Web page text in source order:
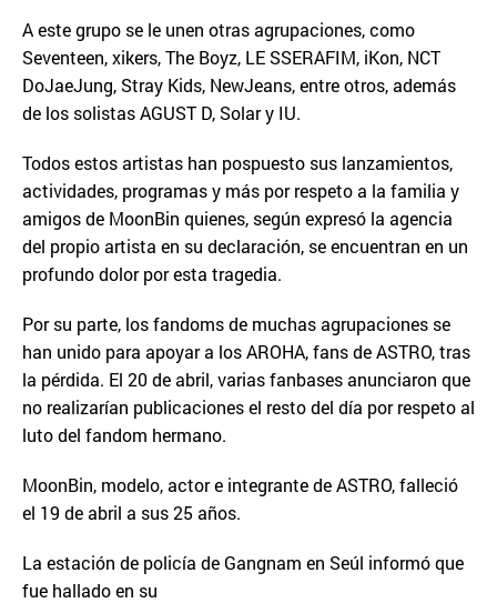
A este grupo se le unen otras agrupaciones, como
Seventeen, xikers, The Boyz, LE SSERAFIM, iKon, NCT
DoJaeJung, Stray Kids, NewJeans, entre otros, además
de los solistas AGUST D, Solar y IU.
Todos estos artistas han pospuesto sus lanzamientos,
actividades, programas y más por respeto a la familia y
amigos de MoonBin quienes, según expresó la agencia
del propio artista en su declaración, se encuentran en un
profundo dolor por esta tragedia.
Por su parte, los fandoms de muchas agrupaciones se
han unido para apoyar a los AROHA, fans de ASTRO, tras
la pérdida. El 20 de abril, varias fanbases anunciaron que
no realizarían publicaciones el resto del día por respeto al
luto del fandom hermano.
MoonBin, modelo, actor e integrante de ASTRO, falleció
el 19 de abril a sus 25 años.
La estación de policía de Gangnam en Seúl informó que
fue hallado en su